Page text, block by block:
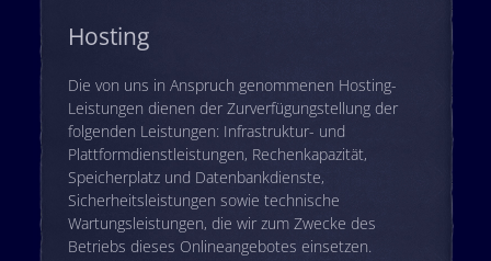
Hosting
Die von uns in Anspruch genommenen Hosting-
Leistungen dienen der Zurverfügungstellung der
folgenden Leistungen: Infrastruktur- und
Plattformdienstleistungen, Rechenkapazität,
Speicherplatz und Datenbankdienste,
Sicherheitsleistungen sowie technische
Wartungsleistungen, die wir zum Zwecke des
Betriebs dieses Onlineangebotes einsetzen.